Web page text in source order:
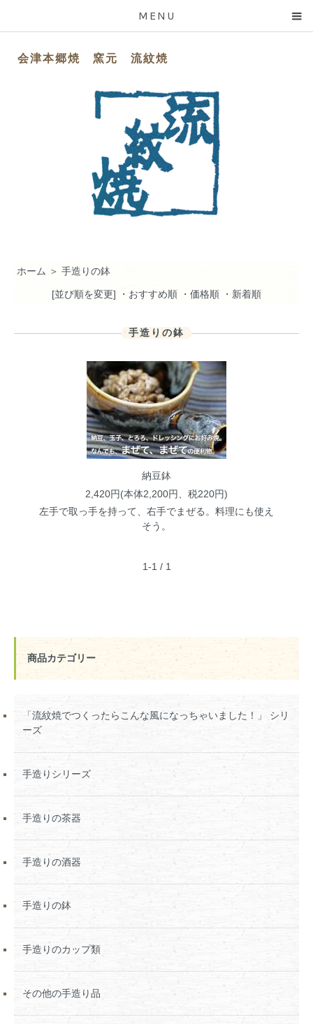
MENU
会津本郷焼 窯元 流紋焼
ホーム ＞手造りの鉢
[並び順を変更] ・おすすめ順 ・価格順 ・新着順
手造りの鉢
納豆鉢
2,420円(本体2,200円、税220円)
左手で取っ手を持って、右手でまぜる。料理にも使え
そう。
1-1 / 1
商品カテゴリー
「流紋焼でつくったらこんな風になっちゃいました！」 シリ
ーズ
手造りシリーズ
手造りの茶器
手造りの酒器
手造りの鉢
手造りのカップ類
その他の手造り品